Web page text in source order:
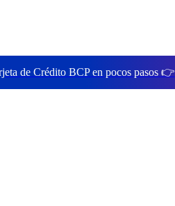
de Crédito BCP en pocos pasos 👉